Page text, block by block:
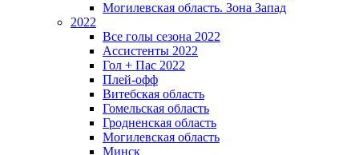
Могилевская область. Зона Запад
2022
Все голы сезона 2022
Ассистенты 2022
Гол + Пас 2022
Плей-офф
Витебская область
Гомельская область
Гродненская область
Могилевская область
Минск